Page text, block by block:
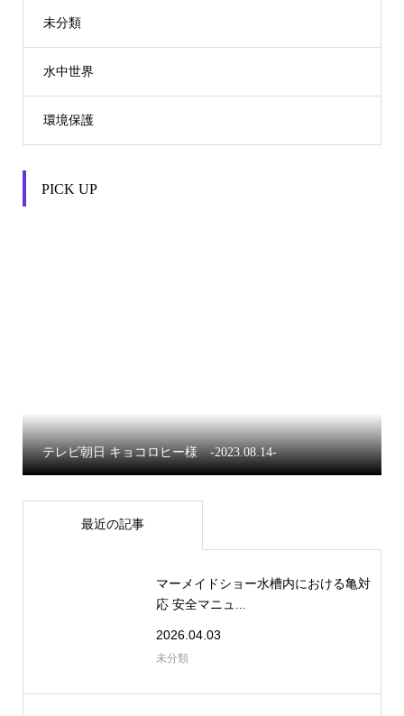
未分類
水中世界
環境保護
PICK UP
テレビ朝日 キョコロヒー様 -2023.08.14-
最近の記事
マーメイドショー水槽内における亀対
応 安全マニュ...
2026.04.03
未分類